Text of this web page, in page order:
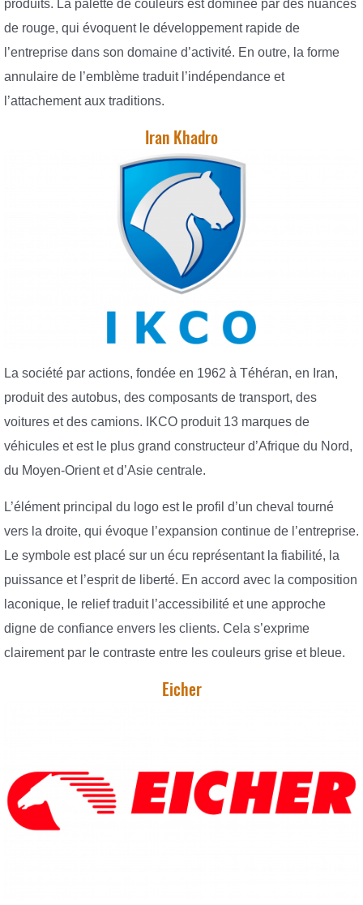
produits. La palette de couleurs est dominée par des nuances
de rouge, qui évoquent le développement rapide de
l’entreprise dans son domaine d’activité. En outre, la forme
annulaire de l’emblème traduit l’indépendance et
l’attachement aux traditions.
Iran Khadro
La société par actions, fondée en 1962 à Téhéran, en Iran,
produit des autobus, des composants de transport, des
voitures et des camions. IKCO produit 13 marques de
véhicules et est le plus grand constructeur d’Afrique du Nord,
du Moyen-Orient et d’Asie centrale.
L’élément principal du logo est le profil d’un cheval tourné
vers la droite, qui évoque l’expansion continue de l’entreprise.
Le symbole est placé sur un écu représentant la fiabilité, la
puissance et l’esprit de liberté. En accord avec la composition
laconique, le relief traduit l’accessibilité et une approche
digne de confiance envers les clients. Cela s’exprime
clairement par le contraste entre les couleurs grise et bleue.
Eicher